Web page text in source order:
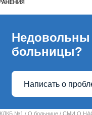
Недовольны
больницы?
Написать о
КДКБ №1 / О больнице / СМИ О